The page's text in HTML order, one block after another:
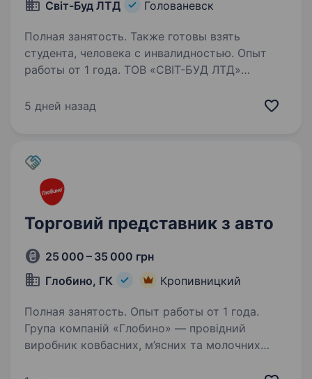
Світ-Буд ЛТД Голованевск
Полная занятость. Также готовы взять
студента, человека с инвалидностью. Опыт
работы от 1 года. ТОВ «СВІТ-БУД ЛТД»
на ринку оптового продажу електротехнічної
обладнання та електрофурнітури Ми…
5 дней назад
Торговий представник з авто
25 000 – 35 000 грн
Глобино, ГК
Кропивницкий
Полная занятость. Опыт работы от 1 года.
Група компаній «Глобино» — провідний
виробник ковбасних, м’ясних та молочних